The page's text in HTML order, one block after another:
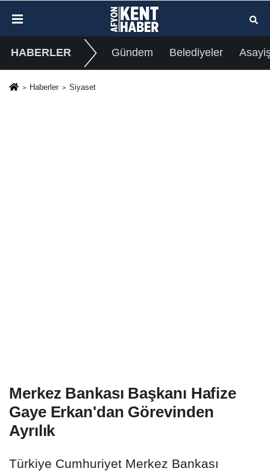
HABERLER Gündem Belediyeler
Haberler Siyaset
Merkez Bankası Başkanı Hafize
Gaye Erkan'dan Görevinden
Ayrılık
Türkiye Cumhuriyet Merkez Bankası